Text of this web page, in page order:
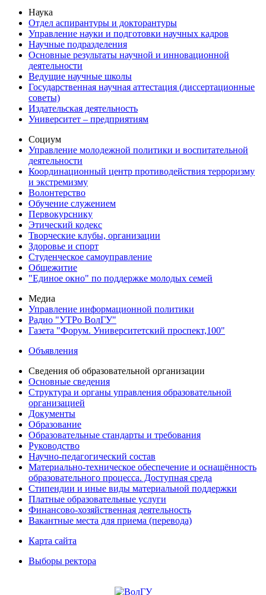
Наука
Отдел аспирантуры и докторантуры
Управление науки и подготовки научных кадров
Научные подразделения
Основные результаты научной и инновационной
деятельности
Ведущие научные школы
Государственная научная аттестация (диссертационные
советы)
Издательская деятельность
Университет – предприятиям
Социум
Управление молодежной политики и воспитательной
деятельности
Координационный центр противодействия терроризму
и экстремизму
Волонтерство
Обучение служением
Первокурснику
Этический кодекс
Творческие клубы, организации
Здоровье и спорт
Студенческое самоуправление
Общежитие
"Единое окно" по поддержке молодых семей
Медиа
Управление информационной политики
Радио "УТРо ВолГУ"
Газета "Форум. Университетский проспект,100"
Объявления
Сведения об образовательной организации
Основные сведения
Структура и органы управления образовательной
организацией
Документы
Образование
Образовательные стандарты и требования
Руководство
Научно-педагогический состав
Материально-техническое обеспечение и оснащённость
образовательного процесса. Доступная среда
Стипендии и иные виды материальной поддержки
Платные образовательные услуги
Финансово-хозяйственная деятельность
Вакантные места для приема (перевода)
Карта сайта
Выборы ректора